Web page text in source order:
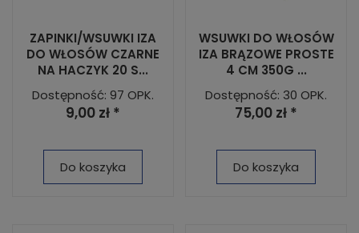
ZAPINKI/WSUWKI IZA
DO WŁOSÓW CZARNE
NA HACZYK 20 S...
Dostępność: 97 OPK.
9,00 zł *
Do koszyka
WSUWKI DO WŁOSÓW
IZA BRĄZOWE PROSTE
4 CM 350G ...
Dostępność: 30 OPK.
75,00 zł *
Do koszyka